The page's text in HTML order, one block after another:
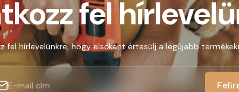
fel
fel hírlevelünkre, hogy elsőként értesülj a legújabb